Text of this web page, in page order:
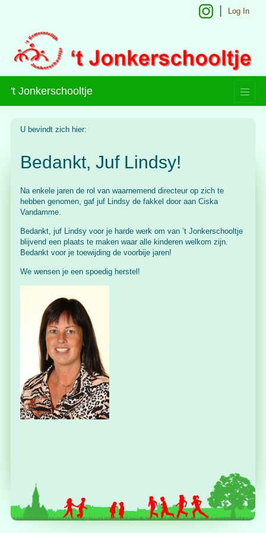
Log In
't Jonkerschooltje
U bevindt zich hier:
Bedankt, Juf Lindsy!
Na enkele jaren de rol van waarnemend directeur op zich te
hebben genomen, gaf juf Lindsy de fakkel door aan Ciska
Vandamme.
Bedankt, juf Lindsy voor je harde werk om van ’t Jonkerschooltje
blijvend een plaats te maken waar alle kinderen welkom zijn.
Bedankt voor je toewijding de voorbije jaren!
We wensen je een spoedig herstel!